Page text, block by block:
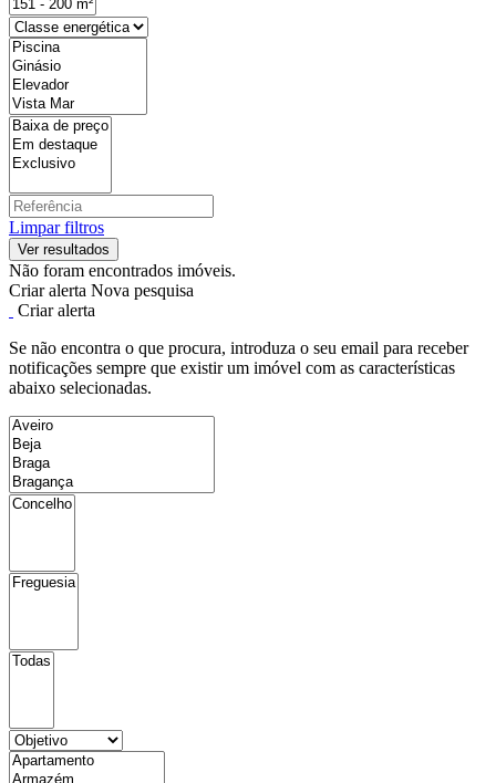
Limpar filtros
Não foram encontrados imóveis.
Criar alerta Nova pesquisa
Criar alerta
Se não encontra o que procura, introduza o seu email para receber
notificações sempre que existir um imóvel com as características
abaixo selecionadas.